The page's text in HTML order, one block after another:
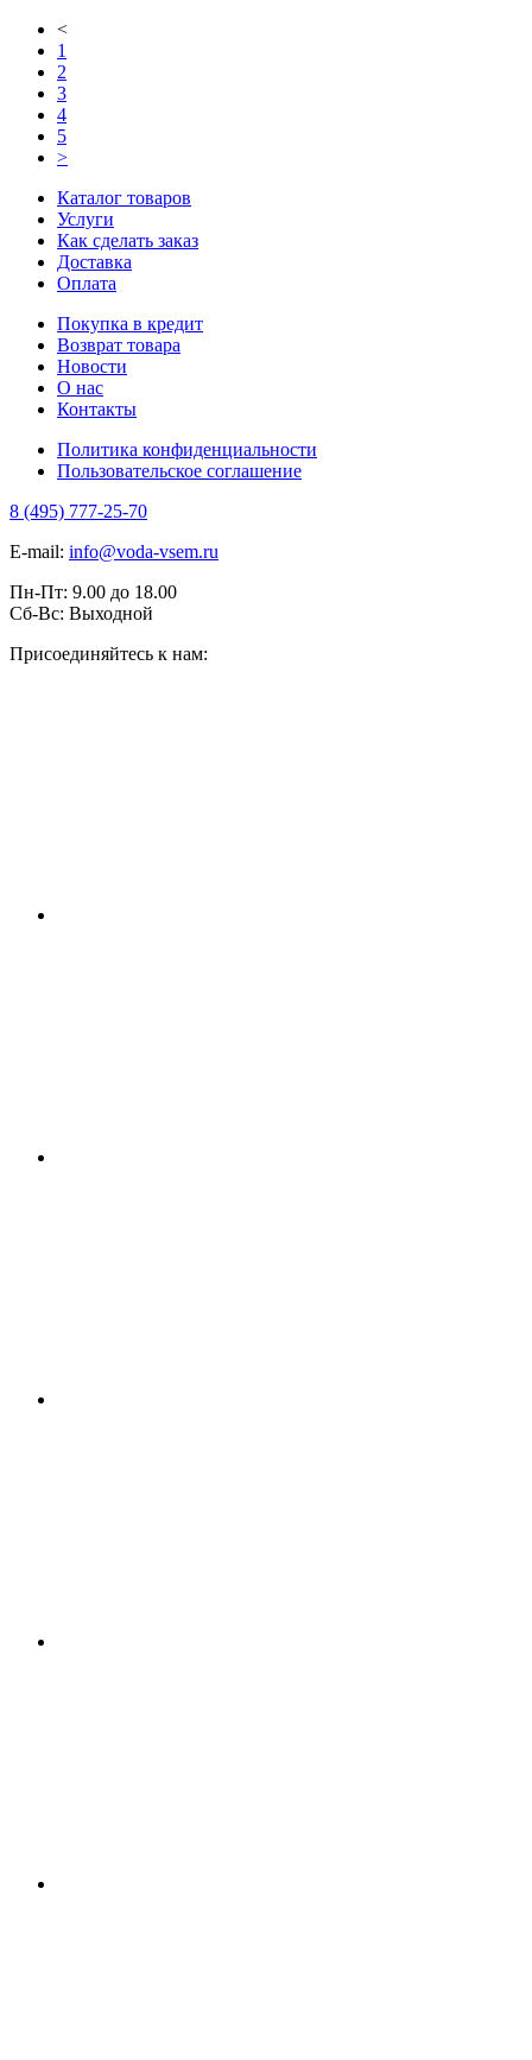
<
1
2
3
4
5
>
Каталог товаров
Услуги
Как сделать заказ
Доставка
Оплата
Покупка в кредит
Возврат товара
Новости
О нас
Контакты
Политика конфиденциальности
Пользовательское соглашение
8 (495) 777-25-70
E-mail: info@voda-vsem.ru
Пн-Пт: 9.00 до 18.00
Сб-Вс: Выходной
Присоединяйтесь к нам: